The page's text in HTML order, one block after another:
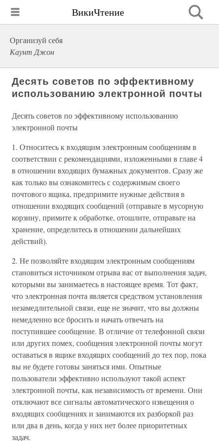
ВикиЧтение
Организуй себя
Каунт Джон
Десять советов по эффективному
использованию электронной почты
Десять советов по эффективному использованию
электронной почты
1. Относитесь к входящим электронным сообщениям в
соответствии с рекомендациями, изложенными в главе 4
в отношении входящих бумажных документов. Сразу же
как только вы ознакомитесь с содержимым своего
почтового ящика, предпримите нужные действия в
отношении входящих сообщений (отправьте в мусорную
корзину, примите к обработке, отошлите, отправьте на
хранение, определитесь в отношении дальнейших
действий).
2. Не позволяйте входящим электронным сообщениям
становиться источником отрыва вас от выполнения задач,
которыми вы занимаетесь в настоящее время. Тот факт,
что электронная почта является средством установления
незамедлительной связи, еще не значит, что вы должны
немедленно все бросить и начать отвечать на
поступившее сообщение. В отличие от телефонной связи
или других помех, сообщения электронной почты могут
оставаться в ящике входящих сообщений до тех пор, пока
вы не будете готовы заняться ими. Опытные
пользователи эффективно используют такой аспект
электронной почты, как независимость от времени. Они
отключают все сигналы автоматического извещения о
входящих сообщениях и занимаются их разборкой раз
или два в день, когда у них нет более приоритетных
задач.